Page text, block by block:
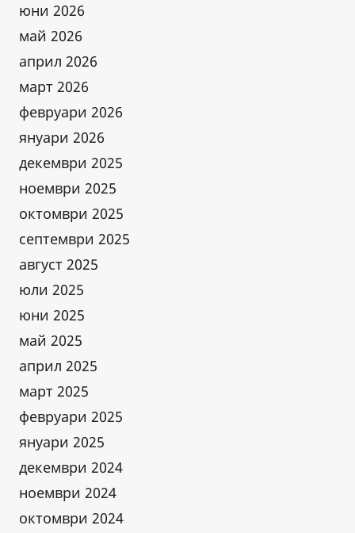
юни 2026
май 2026
април 2026
март 2026
февруари 2026
януари 2026
декември 2025
ноември 2025
октомври 2025
септември 2025
август 2025
юли 2025
юни 2025
май 2025
април 2025
март 2025
февруари 2025
януари 2025
декември 2024
ноември 2024
октомври 2024